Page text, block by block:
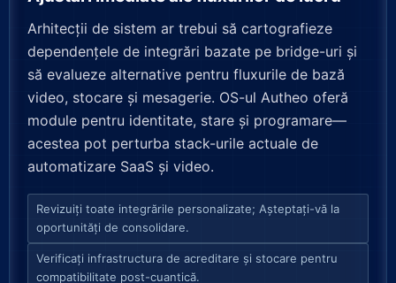
Arhitecții de sistem ar trebui să cartografieze
dependențele de integrări bazate pe bridge-uri și
să evalueze alternative pentru fluxurile de bază
video, stocare și mesagerie. OS-ul Autheo oferă
module pentru identitate, stare și programare—
acestea pot perturba stack-urile actuale de
automatizare SaaS și video.
Revizuiți toate integrările personalizate; Așteptați-vă la
oportunități de consolidare.
Verificați infrastructura de acreditare și stocare pentru
compatibilitate post-cuantică.